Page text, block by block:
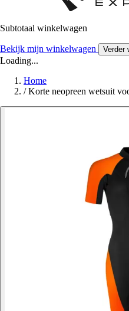
Subtotaal winkelwagen
Bekijk mijn winkelwagen Verder
Loading...
Home
/ Korte neopreen wetsuit